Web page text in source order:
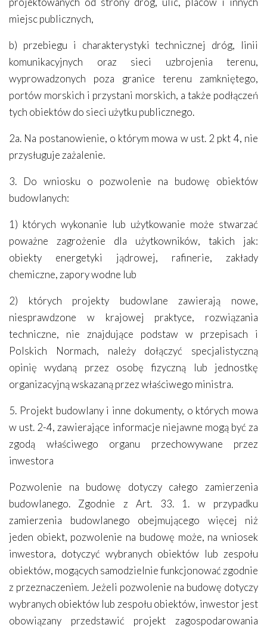
miejsc publicznych,
b) przebiegu i charakterystyki technicznej dróg, linii
komunikacyjnych oraz sieci uzbrojenia terenu,
wyprowadzonych poza granice terenu zamkniętego,
portów morskich i przystani morskich, a także podłączeń
tych obiektów do sieci użytku publicznego.
2a. Na postanowienie, o którym mowa w ust. 2 pkt 4, nie
przysługuje zażalenie.
3. Do wniosku o pozwolenie na budowę obiektów
budowlanych:
1) których wykonanie lub użytkowanie może stwarzać
poważne zagrożenie dla użytkowników, takich jak:
obiekty energetyki jądrowej, rafinerie, zakłady
chemiczne, zapory wodne lub
2) których projekty budowlane zawierają nowe,
niesprawdzone w krajowej praktyce, rozwiązania
techniczne, nie znajdujące podstaw w przepisach i
Polskich Normach, należy dołączyć specjalistyczną
opinię wydaną przez osobę fizyczną lub jednostkę
organizacyjną wskazaną przez właściwego ministra.
5. Projekt budowlany i inne dokumenty, o których mowa
w ust. 2-4, zawierające informacje niejawne mogą być za
zgodą właściwego organu przechowywane przez
inwestora
Pozwolenie na budowę dotyczy całego zamierzenia
budowlanego. Zgodnie z Art. 33. 1. w przypadku
zamierzenia budowlanego obejmującego więcej niż
jeden obiekt, pozwolenie na budowę może, na wniosek
inwestora, dotyczyć wybranych obiektów lub zespołu
obiektów, mogących samodzielnie funkcjonować zgodnie
z przeznaczeniem. Jeżeli pozwolenie na budowę dotyczy
wybranych obiektów lub zespołu obiektów, inwestor jest
obowiązany przedstawić projekt zagospodarowania